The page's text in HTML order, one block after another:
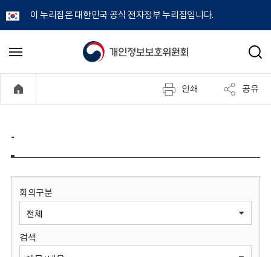
이 누리집은 대한민국 공식 전자정부 누리집입니다.
개
정
보
원
메
기
검
인쇄 공유
-
회의구분
검색